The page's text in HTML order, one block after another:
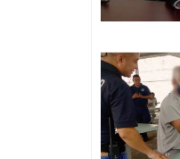
i
ó
n
d